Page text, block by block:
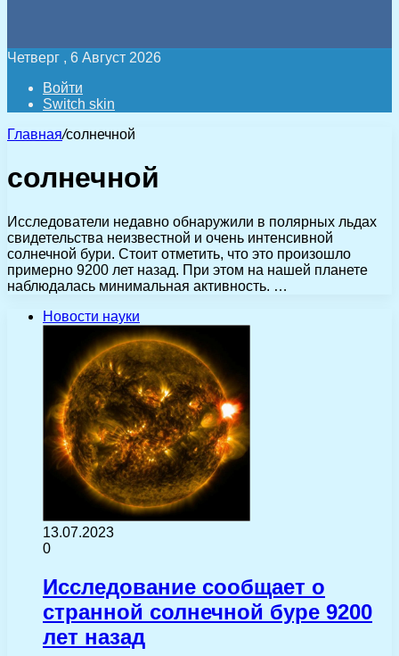
Четверг , 6 Август 2026
Войти
Switch skin
Главная/солнечной
солнечной
Исследователи недавно обнаружили в полярных льдах
свидетельства неизвестной и очень интенсивной
солнечной бури. Стоит отметить, что это произошло
примерно 9200 лет назад. При этом на нашей планете
наблюдалась минимальная активность. …
Новости науки
13.07.2023
0
Исследование сообщает о
странной солнечной буре 9200
лет назад